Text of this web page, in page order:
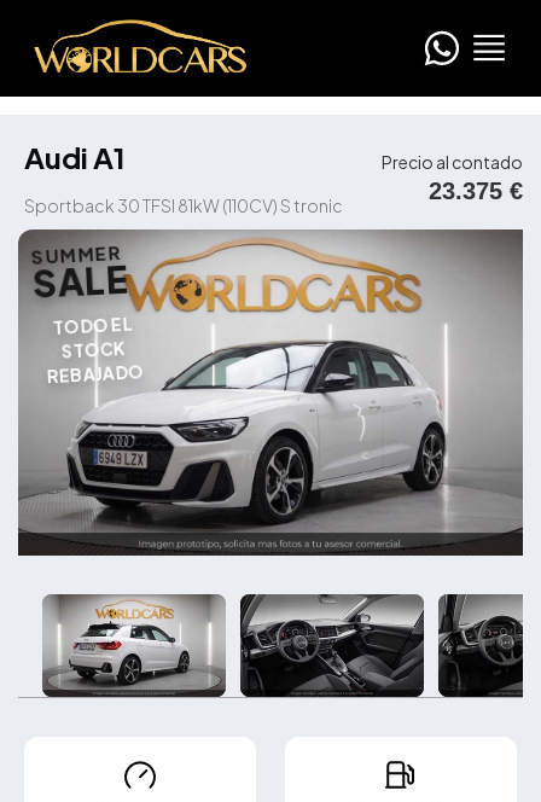
Audi A1
Sportback 30 TFSI 81kW (110CV) S tronic
Precio al contado
23.375 €
SUMMER
SALE
TODO EL
STOCK
REBAJADO